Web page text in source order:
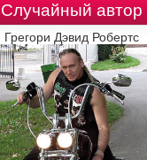
Случайный автор
Грегори Дэвид Робертс